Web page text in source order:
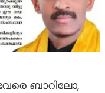
ബാറിലോ,